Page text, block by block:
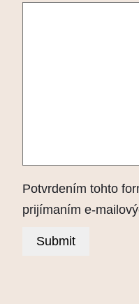
Potvrdením tohto
prijímaním e-
Submit